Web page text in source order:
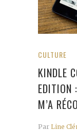
CULTURE
KINDLE
EDITION
M’A
Par Line